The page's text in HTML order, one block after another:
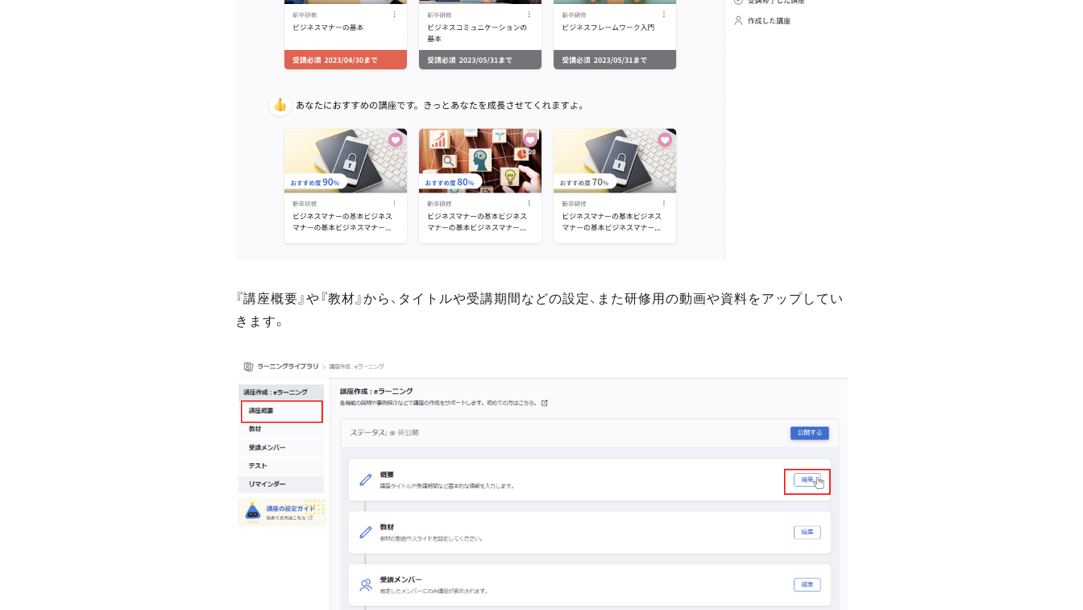
『講座概要』や『教材』から、タイトルや受講期間などの設定、また研修用の動画や資料をアップしてい
きます。